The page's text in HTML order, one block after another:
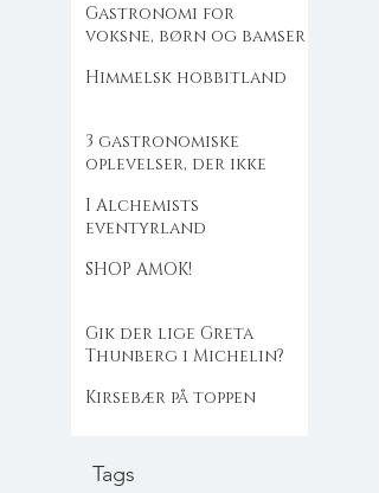
Gastronomi for
voksne, børn og bamser
Himmelsk hobbitland
3 gastronomiske
oplevelser, der ikke
I Alchemists
eventyrland
SHOP AMOK!
Gik der lige Greta
Thunberg i Michelin?
Kirsebær på toppen
Tags